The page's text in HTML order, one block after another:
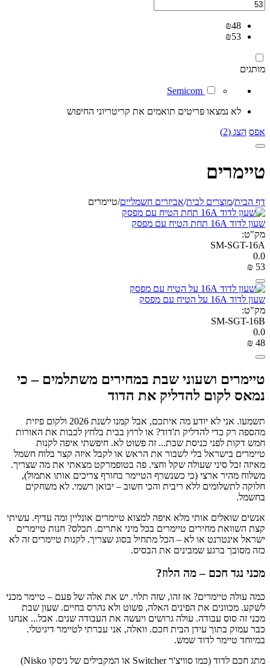
₪48
₪53
מותגים
Semicom
לא נמצאו פריטים תואמים את קריטריוני החיפוש
אפס הצג (2)
טיימרים
דף הבית/מוצרים לבית/אביזרים חשמליים/טיימרים
שעון לדוד 16A תחת הטיח עם מפסק
מק"ט:
SM-SGT-16A
0.0
₪ ‍53‍
שעון לדוד 16A על הטיח עם מפסק
מק"ט:
SM-SGT-16B
0.0
₪ ‍48‍
טיימרים ושעוני שבת במחירים משתלמים – כי
נמאס לקום להדליק את הדוד
תשמעו. אני לא יודע מה איתכם, אבל קמנו לשנת 2026 ולקום פיזית
מהספה רק כדי להדליק ת'דוד? או לרוץ בבית בלחץ לכבות את האורות
חמש דקות לפני כניסת שבת... זה פשוט לא. חיפשתי איפה לקנות
טיימרים בישראל בלי לשבור את הראש או לקבל איזה קצר בלוח חשמל
מאיזה זבל סיני שעולה שקל וחצי. פה בטופמרקט מצאתי את מה שצריך.
משלוח מהיר ארצי (כי כשנשרף הטיימר בחורף צריכים אותו אתמול),
חלוקה לתשלומים ללא ריבית והכי חשוב – יבואן רשמי. לא משחקים
בחשמל.
אנשים שואלים אותי מלא איפה למצוא טיימרים אונליין ומה עדיף. עשיתי
קצת השוואת מחירים טיימרים בכל מיני אתרים. תכלס? חנות טיימרים
ישראל אינטרנט או לא – הכל מתחיל בסוג שצריך. לקנות טיימרים זה לא
כזה מסובך ברגע שמבינים את הבסיס.
מכני נגד חכם – מה הלוז?
כמה עולה טיימרים? אז זהו, שזה תלוי. יש את אלה של פעם – טיימר מכני
לשקע. מכוונים את הפינים האלה, פשוט ולא נהרס בחיים. שעון שבת
מכני זה סוס עבודה. עולה גרושים ויעשה את העבודה שנים. אבל... אנחנו
כבר עמוק בתוך עידן הבית חכם. וואלה, אני עברתי לטיימר דיגיטלי.
במיוחד טיימר לדוד שמש.
מתג חכם לדוד (כמו סוויצ'ר Switcher או המקבילים של ניסקו Nisko)